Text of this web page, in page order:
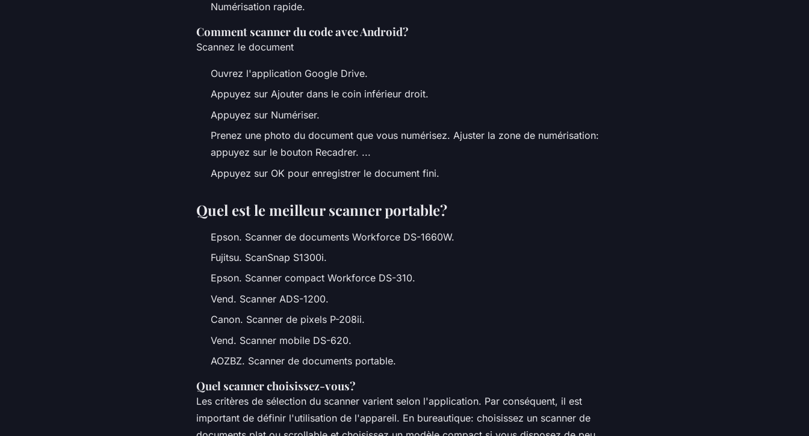
Numérisation rapide.
Comment scanner du code avec Android?
Scannez le document
Ouvrez l'application Google Drive.
Appuyez sur Ajouter dans le coin inférieur droit.
Appuyez sur Numériser.
Prenez une photo du document que vous numérisez. Ajuster la zone de numérisation:
appuyez sur le bouton Recadrer. ...
Appuyez sur OK pour enregistrer le document fini.
Quel est le meilleur scanner portable?
Epson. Scanner de documents Workforce DS-1660W.
Fujitsu. ScanSnap S1300i.
Epson. Scanner compact Workforce DS-310.
Vend. Scanner ADS-1200.
Canon. Scanner de pixels P-208ii.
Vend. Scanner mobile DS-620.
AOZBZ. Scanner de documents portable.
Quel scanner choisissez-vous?
Les critères de sélection du scanner varient selon l'application. Par conséquent, il est
important de définir l'utilisation de l'appareil. En bureautique: choisissez un scanner de